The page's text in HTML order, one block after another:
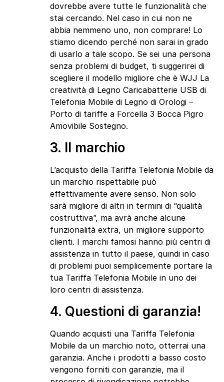
dovrebbe avere tutte le funzionalità che
stai cercando. Nel caso in cui non ne
abbia nemmeno uno, non comprare! Lo
stiamo dicendo perché non sarai in grado
di usarlo a tale scopo. Se sei una persona
senza problemi di budget, ti suggerirei di
scegliere il modello migliore che è WJJ La
creatività di Legno Caricabatterie USB di
Telefonia Mobile di Legno di Orologi –
Porto di tariffe a Forcella 3 Bocca Pigro
Amovibile Sostegno.
3. Il marchio
L’acquisto della Tariffa Telefonia Mobile da
un marchio rispettabile può
effettivamente avere senso. Non solo
sarà migliore di altri in termini di “qualità
costruttiva”, ma avrà anche alcune
funzionalità extra, un migliore supporto
clienti. I marchi famosi hanno più centri di
assistenza in tutto il paese, quindi in caso
di problemi puoi semplicemente portare la
tua Tariffa Telefonia Mobile in uno dei
loro centri di assistenza.
4. Questioni di garanzia!
Quando acquisti una Tariffa Telefonia
Mobile da un marchio noto, otterrai una
garanzia. Anche i prodotti a basso costo
vengono forniti con garanzie, ma il